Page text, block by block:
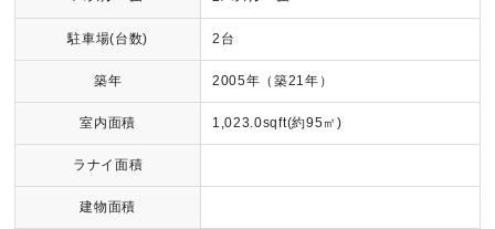
駐車場(台数) 2台
築年 2005年（築21年）
室内面積 1,023.0sqft(約95㎡)
ラナイ面積
建物面積